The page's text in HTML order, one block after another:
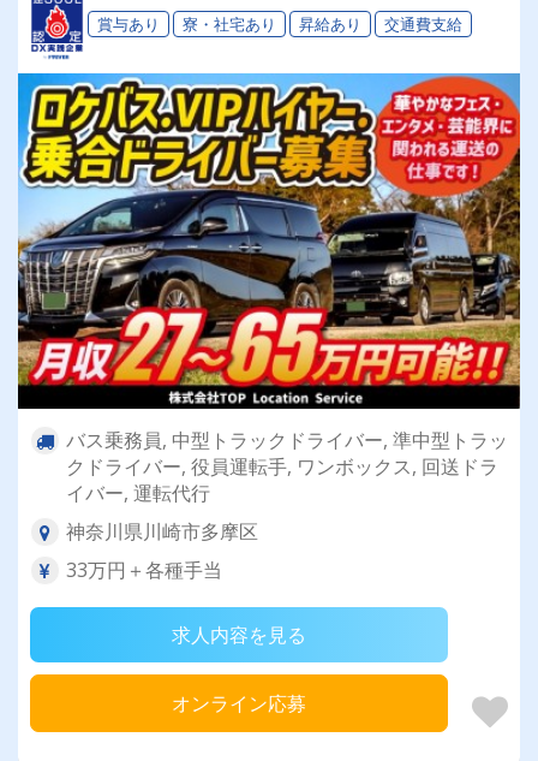
賞与あり 寮・社宅あり 昇給あり 交通費支給
バス乗務員, 中型トラックドライバー, 準中型トラッ
クドライバー, 役員運転手, ワンボックス, 回送ドラ
イバー, 運転代行
神奈川県川崎市多摩区
33万円＋各種手当
求人内容を見る
オンライン応募